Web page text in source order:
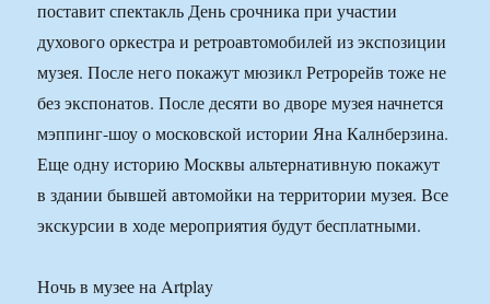
поставит спектакль День срочника при участии
духового оркестра и ретроавтомобилей из экспозиции
музея. После него покажут мюзикл Ретрорейв тоже не
без экспонатов. После десяти во дворе музея начнется
мэппинг-шоу о московской истории Яна Калнберзина.
Еще одну историю Москвы альтернативную покажут
в здании бывшей автомойки на территории музея. Все
экскурсии в ходе мероприятия будут бесплатными.
Ночь в музее на Artplay